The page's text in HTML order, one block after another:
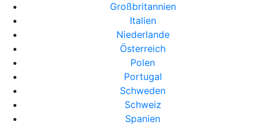
Großbritannien
Italien
Niederlande
Österreich
Polen
Portugal
Schweden
Schweiz
Spanien